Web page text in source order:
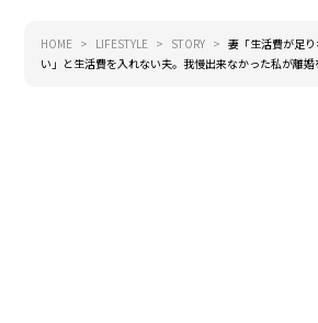
HOME LIFESTYLE STORY
妻「生活費が足
い」と生活費を入れない夫。我慢出来なかった私が離